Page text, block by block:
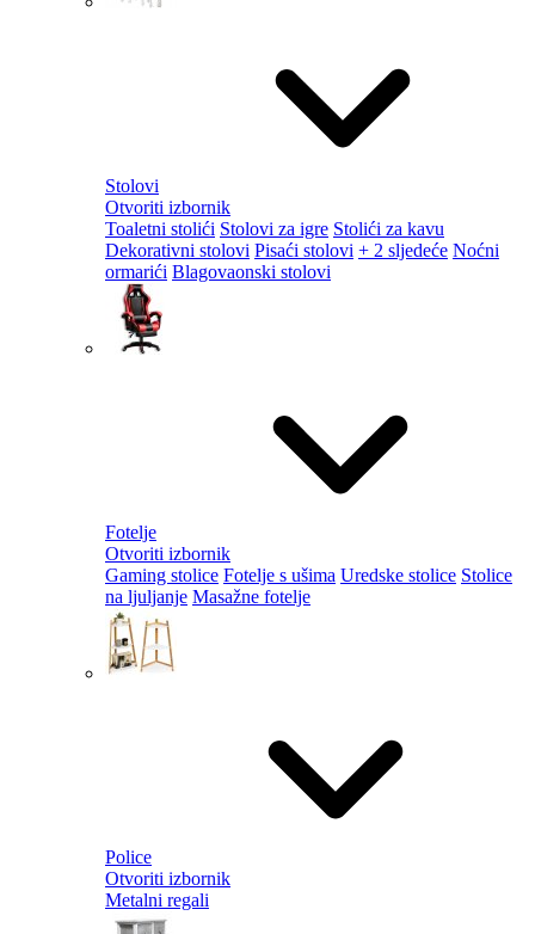
Stolovi
Otvoriti izbornik
Toaletni stolići Stolovi za igre Stolići za kavu
Dekorativni stolovi Pisaći stolovi + 2 sljedeće Noćni
ormarići Blagovaonski stolovi
Fotelje
Otvoriti izbornik
Gaming stolice Fotelje s ušima Uredske stolice Stolice
na ljuljanje Masažne fotelje
Police
Otvoriti izbornik
Metalni regali